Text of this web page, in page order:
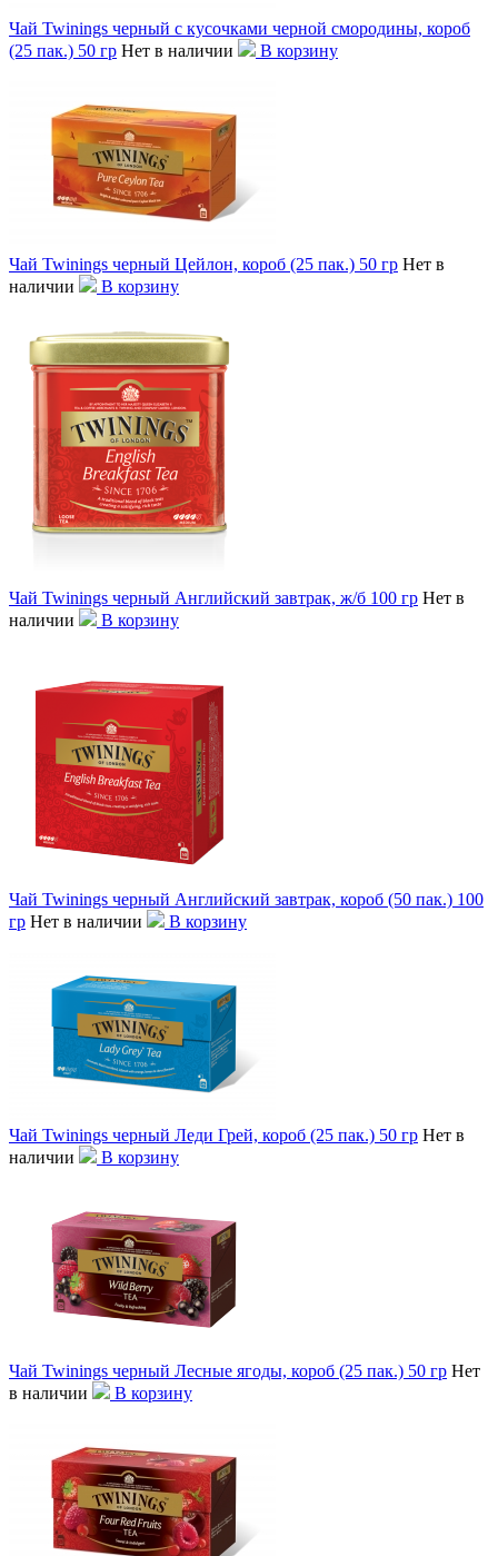
Чай Twinings черный с кусочками черной смородины, короб
(25 пак.) 50 гр Нет в наличии В корзину
Чай Twinings черный Цейлон, короб (25 пак.) 50 гр Нет в
наличии
В корзину
Чай Twinings черный Английский завтрак, ж/б 100 гр Нет в
наличии
В корзину
Чай Twinings черный Английский завтрак, короб (50 пак.) 100
гр Нет в наличии В корзину
Чай Twinings черный Леди Грей, короб (25 пак.) 50 гр Нет в
наличии
В корзину
Чай Twinings черный Лесные ягоды, короб (25 пак.) 50 гр Нет
в наличии
В корзину